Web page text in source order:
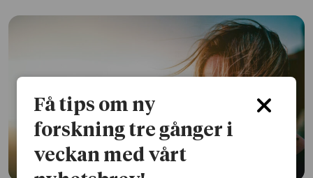
Få tips om ny
forskning tre gånger i
veckan med vårt